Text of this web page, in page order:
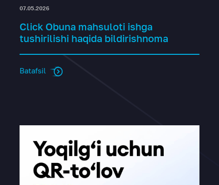
07.05.2026
Click Obuna mahsuloti ishga
tushirilishi haqida bildirishnoma
Batafsil